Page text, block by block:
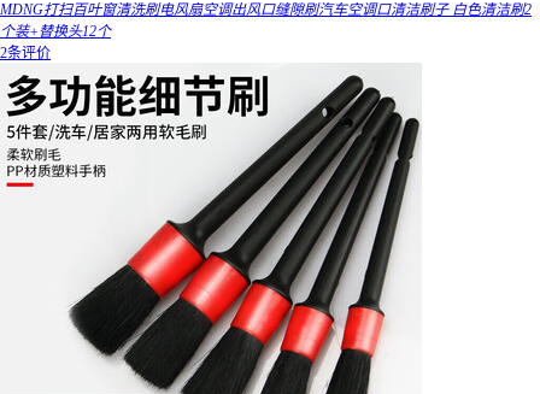
MDNG打扫百叶窗清洗刷电风扇空调出风口缝隙刷汽车空调口清洁刷子 白色清洁刷2
个装+替换头12个
2条评价